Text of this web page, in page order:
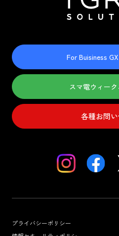
For Buisiness
スマ電ウィー
各種お問
プライバシーポリシー